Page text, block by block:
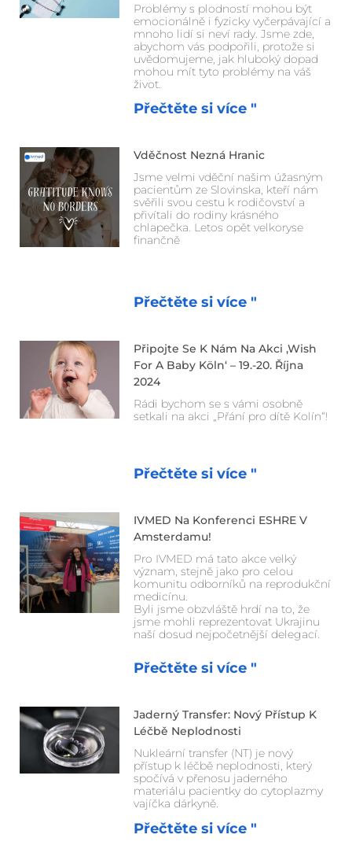
Problémy s plodností mohou být
emocionálně i fyzicky vyčerpávající a
mnoho lidí si neví rady. Jsme zde,
abychom vás podpořili, protože si
uvědomujeme, jak hluboký dopad
mohou mít tyto problémy na váš
život.
Přečtěte si více "
Vděčnost Nezná Hranic
Jsme velmi vděční našim úžasným
pacientům ze Slovinska, kteří nám
svěřili svou cestu k rodičovství a
přivítali do rodiny krásného
chlapečka. Letos opět velkoryse
finančně
Přečtěte si více "
Připojte Se K Nám Na Akci ‚Wish
For A Baby Köln‘ – 19.-20. Října
2024
Rádi bychom se s vámi osobně
setkali na akci „Přání pro dítě Kolín“!
Přečtěte si více "
IVMED Na Konferenci ESHRE V
Amsterdamu!
Pro IVMED má tato akce velký
význam, stejně jako pro celou
komunitu odborníků na reprodukční
medicínu.
Byli jsme obzvláště hrdí na to, že
jsme mohli reprezentovat Ukrajinu
naší dosud nejpočetnější delegací.
Přečtěte si více "
Jaderný Transfer: Nový Přístup K
Léčbě Neplodnosti
Nukleární transfer (NT) je nový
přístup k léčbě neplodnosti, který
spočívá v přenosu jaderného
materiálu pacientky do cytoplazmy
vajíčka dárkyně.
Přečtěte si více "